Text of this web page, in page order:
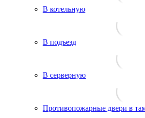
В котельную
В подъезд
В серверную
Противопожарные двери в